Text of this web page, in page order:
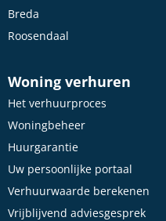
Breda
Roosendaal
Woning verhuren
Het verhuurproces
Woningbeheer
Huurgarantie
Uw persoonlijke portaal
Verhuurwaarde berekenen
Vrijblijvend adviesgesprek